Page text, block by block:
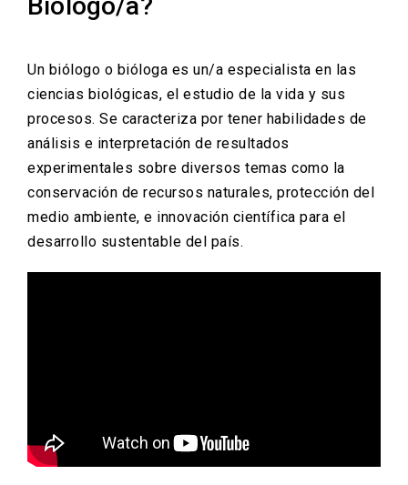
Biólogo/a?
Un biólogo o bióloga es un/a especialista en las
ciencias biológicas, el estudio de la vida y sus
procesos. Se caracteriza por tener habilidades de
análisis e interpretación de resultados
experimentales sobre diversos temas como la
conservación de recursos naturales, protección del
medio ambiente, e innovación científica para el
desarrollo sustentable del país.